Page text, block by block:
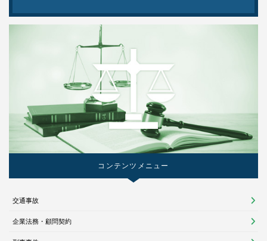
コンテンツメニュー
交通事故
企業法務・顧問契約